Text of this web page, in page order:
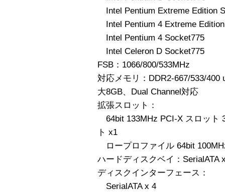
Intel Pentium Extreme Edition
Intel Pentium 4 Extreme
Intel Pentium 4 Socket775
Intel Celeron D Socket775
FSB：1066/800/533MHz
対応メモリ：DDR2-667/533/
大8GB、Dual Channel対応
拡張スロット：
64bit 133MHz PCI-X スロット
ト x1
ロープロファイル 64bit
ハードディスクベイ：SerialATA
ディスクインターフェース：
SerialATA x 4